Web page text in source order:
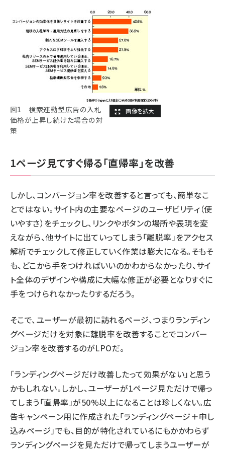
図1 検索連動型広告の入札
価格が上昇し続けた場合の対
策
1ページ見てすぐ帰る「直帰率」を改善
しかし、コンバージョン率を改善すると言っても、簡単なこ
とではない。サイト内の主要なページのユーザビリティ（使
いやすさ）をチェックし、リンクやボタンの場所や表現を変
えながら、他サイトに出ていってしまう「離脱率」をアクセス
解析でチェックして修正していく作業は膨大になる。そもそ
も、どこから手をつければいいのかわからなかったり、サイ
ト全体のデザインや構成に大幅な修正が必要となりすぐに
手をつけられなかったりするだろう。
そこで、ユーザーが最初に訪れるページ、つまりランディン
グページだけを対象に離脱率を改善することでコンバー
ジョン率を改善するのがLPOだ。
「ランディングページだけ改善したって効果がない」と思う
かもしれない。しかし、ユーザーが1ページ見ただけで帰っ
てしまう「直帰率」が50%以上になることは珍しくない。広
告キャンペーン用に作成された「ランディングページ＋申し
込みページ」でも、目的が特化されているにもかかわらず
ランディングページを見ただけで帰ってしまうユーザーが